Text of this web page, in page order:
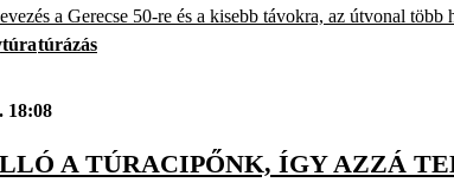
a Gerecse 50-re és a kisebb távokra, az útvonal több
túrázás
18:08
A TÚRACIPŐNK, ÍGY AZZÁ